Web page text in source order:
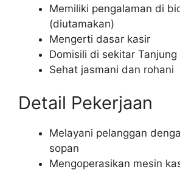
Memiliki pengalaman di
(diutamakan)
Mengerti dasar kasir
Domisili di sekitar
Sehat jasmani dan rohani
Detail Pekerjaan
Melayani pelanggan
sopan
Mengoperasikan mesin